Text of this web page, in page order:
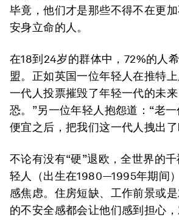
毕竟，他们才是那些不得不在更
安身立命的人。
在18到24岁的群体中，72%的人
盟。正如英国一位年轻人在推特
一代人投票摧毁了年轻一代的未
恐。”另一位年轻人抱怨道：“老
便宜之后，把我们这一代人拽出
不论有没有“硬”退欧，全世界的
轻人（出生在1980—1995年期间
感焦虑。住房短缺、工作前景或
的不安全感都会让他们感到担心